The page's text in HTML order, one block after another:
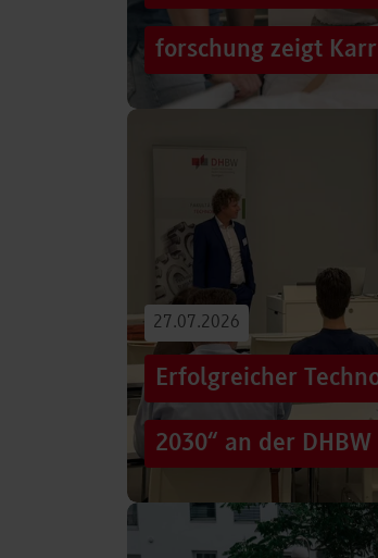
forschung zeigt
Von der Promotion in
Führungsaufgaben – Drei…
Beitrag lesen
27.07.2026
Erfolgreicher
2030“ an der
Wie gelingt Transformation in
und gesellschaftliche
Genau…